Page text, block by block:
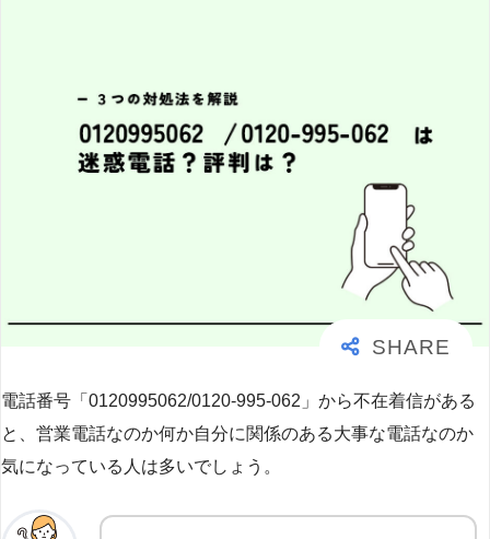
電話番号「0120995062/0120-995-062」から不在着信がある
と、営業電話なのか何か自分に関係のある大事な電話なのか
気になっている人は多いでしょう。